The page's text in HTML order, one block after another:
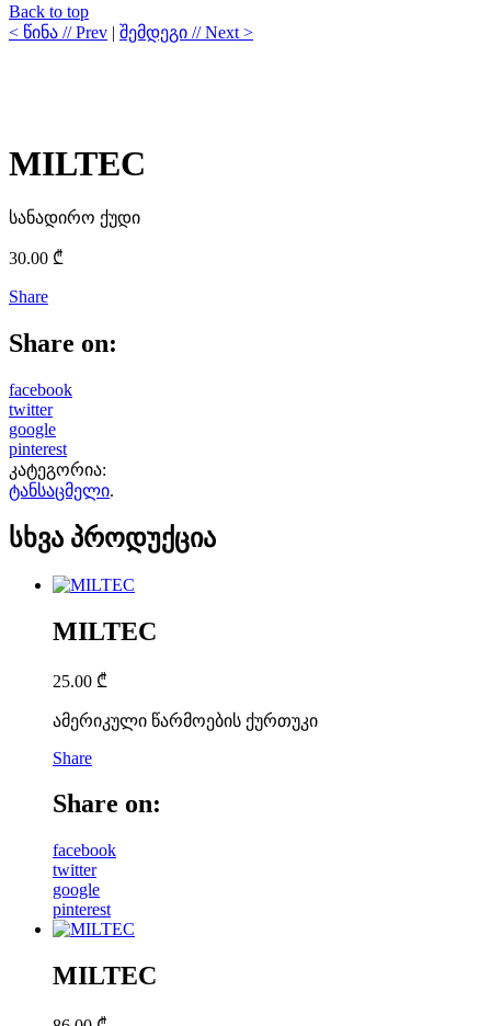
Back to top
< წინა // Prev | შემდეგი // Next >
MILTEC
სანადირო ქუდი
30.00 ₾
Share
Share on:
facebook
twitter
google
pinterest
კატეგორია:
ტანსაცმელი.
სხვა პროდუქცია
MILTEC
25.00 ₾
ამერიკული წარმოების ქურთუკი
Share
Share on:
facebook
twitter
google
pinterest
MILTEC